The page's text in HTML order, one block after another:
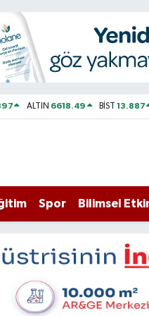
ALTIN 6618.49 BİST13.887
Spor Bilimsel